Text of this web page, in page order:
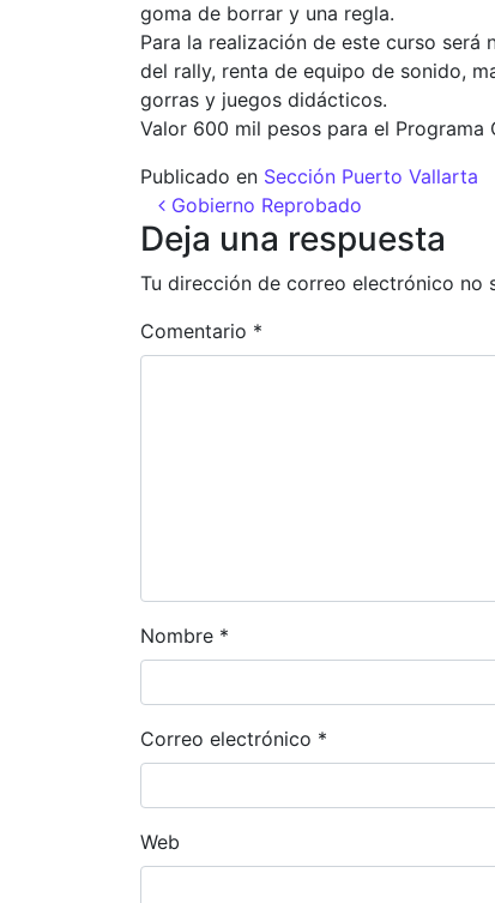
goma de borrar y una regla.
Para la realización de este curso
del rally, renta de equipo de sonido,
gorras y juegos didácticos.
Valor 600 mil pesos para el
Publicado en Sección Puerto Vallarta
Navegación de
Gobierno Reprobado
Deja una respuesta
Tu dirección de correo electrónico no
Comentario *
Nombre *
Correo electrónico *
Web